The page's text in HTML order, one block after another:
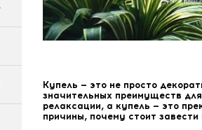
Купель — это не просто
значительных преимуществ
релаксации, а купель — это
причины, почему стоит